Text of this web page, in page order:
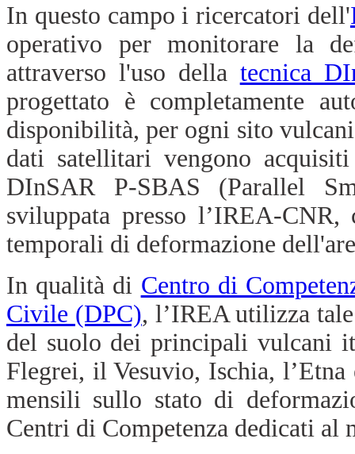
In questo campo i ricercatori dell'
operativo per monitorare la
attraverso l'uso della tecnica
progettato è completamente
disponibilità, per ogni sito
dati satellitari vengono
DInSAR P-SBAS (Parallel
sviluppata presso l’IREA-
temporali di deformazione
In qualità di Centro di
Civile (DPC), l’IREA utilizza
del suolo dei principali vulcani
Flegrei, il Vesuvio, Ischia,
mensili sullo stato di
Centri di Competenza dedicati al